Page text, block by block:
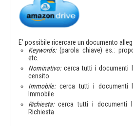
E’ possibile ricercare un documento
Keywords:(parola chiave) es.:
etc.
Nominativo:cerca tutti i documenti
censito
Immobile:cerca tutti i documenti
Immobile
Richiesta:cerca tutti i documenti
Richiesta